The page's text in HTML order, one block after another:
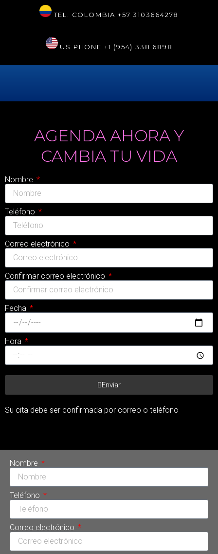
TEL. COLOMBIA +57 3103664278
US PHONE +1 (954) 338 6898
AGENDA AHORA Y
CAMBIA TU VIDA
Nombre
Teléfono
Correo electrónico
Confirmar correo electrónico
Fecha
Hora
Enviar
Su cita debe ser confirmada por correo o teléfono
Nombre
Teléfono
Correo electrónico